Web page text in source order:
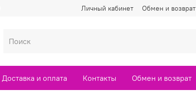
Личный кабинет Обмен и возврат
Доставка и оплата Контакты Обмен и возврат